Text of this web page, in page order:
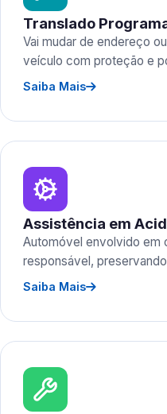
Translado
Vai mudar de endereço
veículo com proteção e
Saiba Mais
Assistência em
Automóvel envolvido em
responsável,
Saiba Mais